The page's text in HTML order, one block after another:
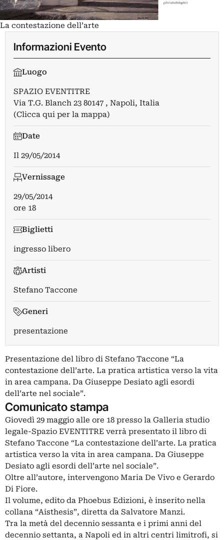
La contestazione dell’arte
Informazioni Evento
Luogo
SPAZIO EVENTITRE
Via T.G. Blanch 23 80147 , Napoli, Italia
(Clicca qui per la mappa)
Date
Il 29/05/2014
Vernissage
29/05/2014
ore 18
Biglietti
ingresso libero
Artisti
Stefano Taccone
Generi
presentazione
Presentazione del libro di Stefano Taccone “La
contestazione dell’arte. La pratica artistica verso la vita
in area campana. Da Giuseppe Desiato agli esordi
dell’arte nel sociale”.
Comunicato stampa
Giovedì 29 maggio alle ore 18 presso la Galleria studio
legale-Spazio EVENTITRE verrà presentato il libro di
Stefano Taccone “La contestazione dell’arte. La pratica
artistica verso la vita in area campana. Da Giuseppe
Desiato agli esordi dell’arte nel sociale”.
Oltre all’autore, intervengono Maria De Vivo e Gerardo
Di Fiore.
Il volume, edito da Phoebus Edizioni, è inserito nella
collana “Aisthesis”, diretta da Salvatore Manzi.
Tra la metà del decennio sessanta e i primi anni del
decennio settanta, a Napoli ed in altri centri limitrofi, si